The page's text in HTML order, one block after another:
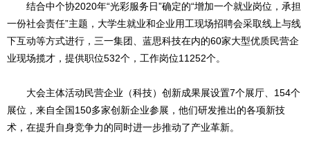
结合中个协2020年“光彩服务日”确定的“增加一个就业岗位，承担
一份社会责任”主题，大学生就业和企业用工现场招聘会采取线上与线
下互动等方式进行，三一集团、蓝思科技在内的60家大型优质民营企
业现场揽才，提供职位532个，工作岗位11252个。
大会主体活动民营企业（科技）创新成果展设置7个展厅、154个
展位，来自全国150多家创新企业参展，他们研发推出的各项新技
术，在提升自身竞争力的同时进一步推动了产业革新。